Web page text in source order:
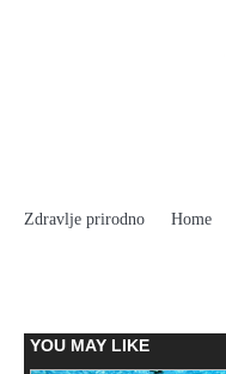
Zdravlje prirodno Home